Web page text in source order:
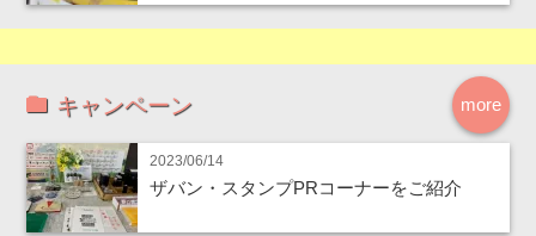
more
キャンペーン
2023/06/14
ザバン・スタンプPRコーナーをご紹介